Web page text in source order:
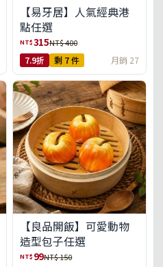
【易牙居】人氣經典港
點任選
NT$315NT$ 400
7.9折 剩 7 件 月銷 27
【良品開飯】可愛動物
造型包子任選
NT$ 99NT$ 150